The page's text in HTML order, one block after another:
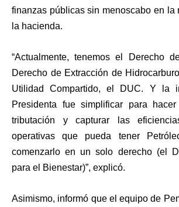
finanzas públicas sin menoscabo en la
la hacienda.
“Actualmente, tenemos el Derecho
Derecho de Extracción de
Utilidad Compartido, el DUC. Y la
Presidenta fue simplificar para
tributación y capturar las
operativas que pueda tener
comenzarlo en un solo derecho (el
para el Bienestar)”, explicó.
Asimismo, informó que el equipo de